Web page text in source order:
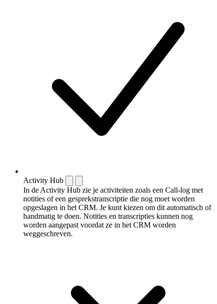
Activity Hub
In de Activity Hub zie je activiteiten zoals een Call-log met
notities of een gespreks­transcriptie die nog moet worden
opgeslagen in het CRM. Je kunt kiezen om dit automatisch of
handmatig te doen. Notities en transcripties kunnen nog
worden aangepast voordat ze in het CRM worden
weggeschreven.